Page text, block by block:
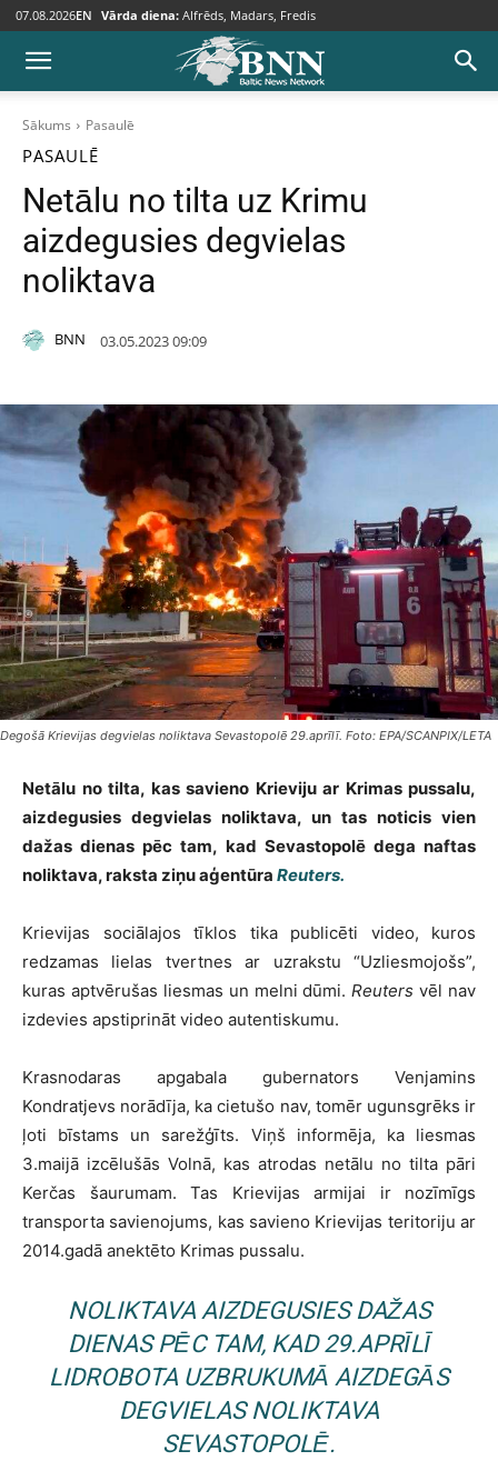
07.08.2026EN Vārda diena: Alfrēds, Madars, Fredis
Sākums Pasaulē
PASAULĒ
Netālu no tilta uz Krimu
aizdegusies degvielas
noliktava
BNN 03.05.2023 09:09
Degošā Krievijas degvielas noliktava Sevastopolē 29.aprīlī. Foto: EPA/SCANPIX/LETA
Netālu no tilta, kas savieno Krieviju ar Krimas pussalu,
aizdegusies degvielas noliktava, un tas noticis vien
dažas dienas pēc tam, kad Sevastopolē dega naftas
noliktava, raksta ziņu aģentūra Reuters.
Krievijas sociālajos tīklos tika publicēti video, kuros
redzamas lielas tvertnes ar uzrakstu “Uzliesmojošs”,
kuras aptvērušas liesmas un melni dūmi.Reuters vēl nav
izdevies apstiprināt video autentiskumu.
Krasnodaras apgabala gubernators Venjamins
Kondratjevs norādīja, ka cietušo nav, tomēr ugunsgrēks ir
ļoti bīstams un sarežģīts. Viņš informēja, ka liesmas
3.maijā izcēlušās Volnā, kas atrodas netālu no tilta pāri
Kerčas šaurumam. Tas Krievijas armijai ir nozīmīgs
transporta savienojums, kas savieno Krievijas teritoriju ar
2014.gadā anektēto Krimas pussalu.
NOLIKTAVA AIZDEGUSIES DAŽAS
DIENAS PĒC TAM, KAD 29.APRĪLĪ
LIDROBOTA UZBRUKUMĀ AIZDEGĀS
DEGVIELAS NOLIKTAVA
SEVASTOPOLĒ.